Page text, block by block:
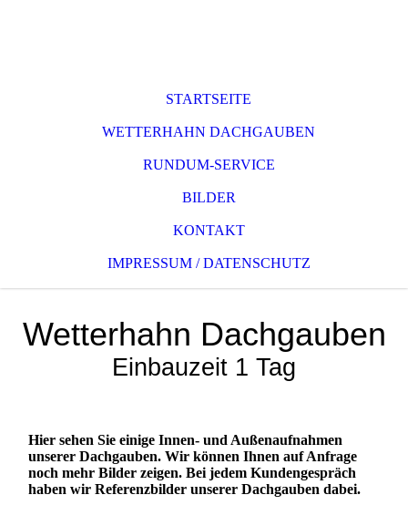
STARTSEITE
WETTERHAHN DACHGAUBEN
RUNDUM-SERVICE
BILDER
KONTAKT
IMPRESSUM / DATENSCHUTZ
Wetterhahn Dachgauben
Einbauzeit 1 Tag
Hier sehen Sie einige Innen- und Außenaufnahmen
unserer Dachgauben. Wir können Ihnen auf Anfrage
noch mehr Bilder zeigen. Bei jedem Kundengespräch
haben wir Referenzbilder unserer Dachgauben dabei.